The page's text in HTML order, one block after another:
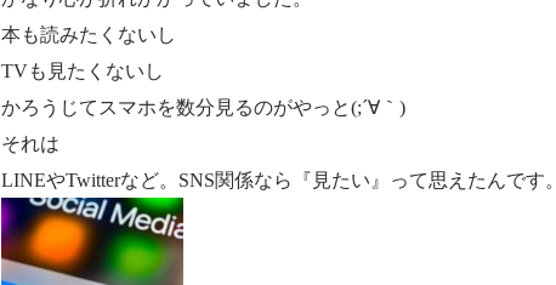
本も読みたくないし
TVも見たくないし
かろうじてスマホを数分見るのがやっと(;´∀｀)
それは
LINEやTwitterなど。SNS関係なら『見たい』って思えたんです。